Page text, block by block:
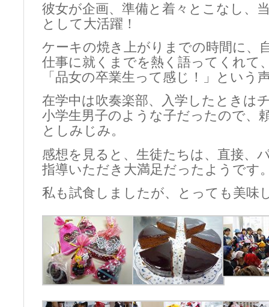
彼女が企画、準備と着々とこなし、
として大活躍！
ケーキの焼き上がりまでの時間に、
仕事に就くまでを熱く語ってくれて
「品女の卒業生って感じ！」という
在学中は吹奏楽部、入学したときは
小学生男子のような子だったので、
としみじみ。
感想を見ると、生徒たちは、直接、
指導いただき大満足だったようです
私も試食しましたが、とっても美味